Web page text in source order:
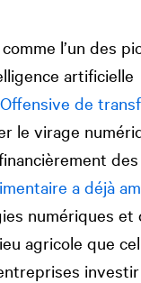
l’un des
artificielle
Offensive de
le virage
a déjà
numériques et
agricole que